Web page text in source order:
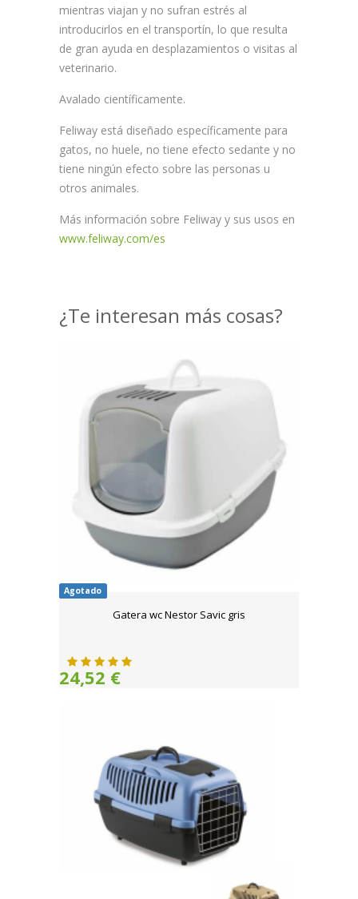
mientras viajan y no sufran estrés al
introducirlos en el transportín, lo que resulta
de gran ayuda en desplazamientos o visitas al
veterinario.
Avalado científicamente.
Feliway está diseñado específicamente para
gatos, no huele, no tiene efecto sedante y no
tiene ningún efecto sobre las personas u
otros animales.
Más información sobre Feliway y sus usos en
www.feliway.com/es
¿Te interesan más cosas?
Agotado
Gatera wc Nestor Savic gris
24,52 €